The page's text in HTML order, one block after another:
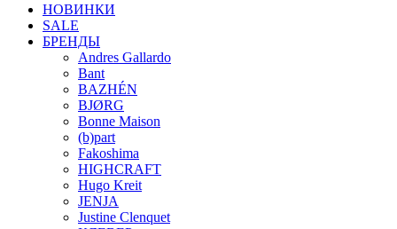
НОВИНКИ
SALE
БРЕНДЫ
Andres Gallardo
Bant
BAZHÉN
BJØRG
Bonne Maison
(b)part
Fakoshima
HIGHCRAFT
Hugo Kreit
JENJA
Justine Clenquet